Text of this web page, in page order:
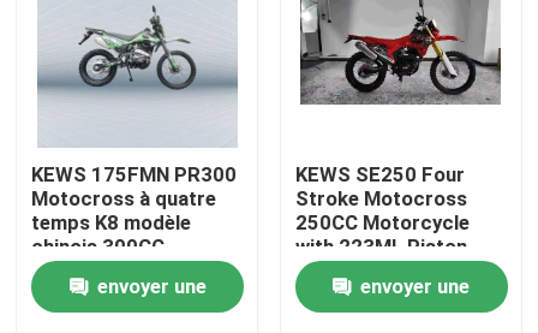
Maison
Produits
KEWS 175FMN PR300
Motocross à quatre
temps K8 modèle
chinois 300CC
Motocycle
Motocyclesenvoyer une
KEWS SE250 Four
Stroke Motocross
250CC Motorcycle
with 223ML Piston
Displacement 15/8500
Maximum Power and
19/6500 Maximum
envoyer une